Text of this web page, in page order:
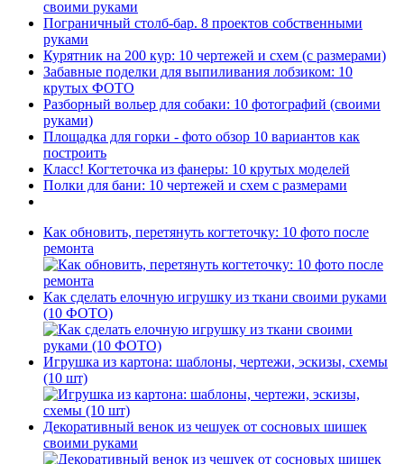
своими руками
Пограничный столб-бар. 8 проектов собственными
руками
Курятник на 200 кур: 10 чертежей и схем (с размерами)
Забавные поделки для выпиливания лобзиком: 10
крутых ФОТО
Разборный вольер для собаки: 10 фотографий (своими
руками)
Площадка для горки - фото обзор 10 вариантов как
построить
Класс! Когтеточка из фанеры: 10 крутых моделей
Полки для бани: 10 чертежей и схем с размерами
Как обновить, перетянуть когтеточку: 10 фото после
ремонта
Как сделать елочную игрушку из ткани своими руками
(10 ФОТО)
Игрушка из картона: шаблоны, чертежи, эскизы, схемы
(10 шт)
Декоративный венок из чешуек от сосновых шишек
своими руками